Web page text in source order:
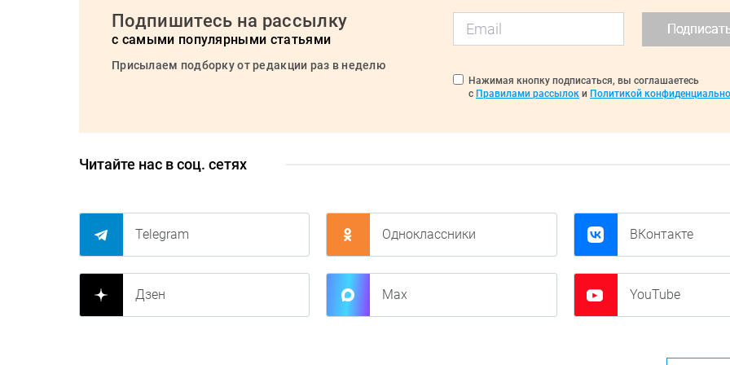
Подпишитесь на рассылку
с самыми популярными статьями
Присылаем подборку от редакции раз в неделю
Нажимая кнопку подписаться, вы соглашаетесь
с Правилами рассылок и Политикой
Читайте нас в соц. сетях
Telegram Одноклассники ВКонтакте
Дзен Max YouTube